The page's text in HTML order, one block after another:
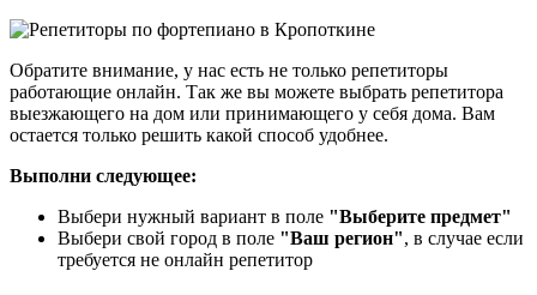
Обратите внимание, у нас есть не только репетиторы
работающие онлайн. Так же вы можете выбрать репетитора
выезжающего на дом или принимающего у себя дома. Вам
остается только решить какой способ удобнее.
Выполни следующее:
Выбери нужный вариант в поле "Выберите предмет"
Выбери свой город в поле "Ваш регион", в случае если
требуется не онлайн репетитор